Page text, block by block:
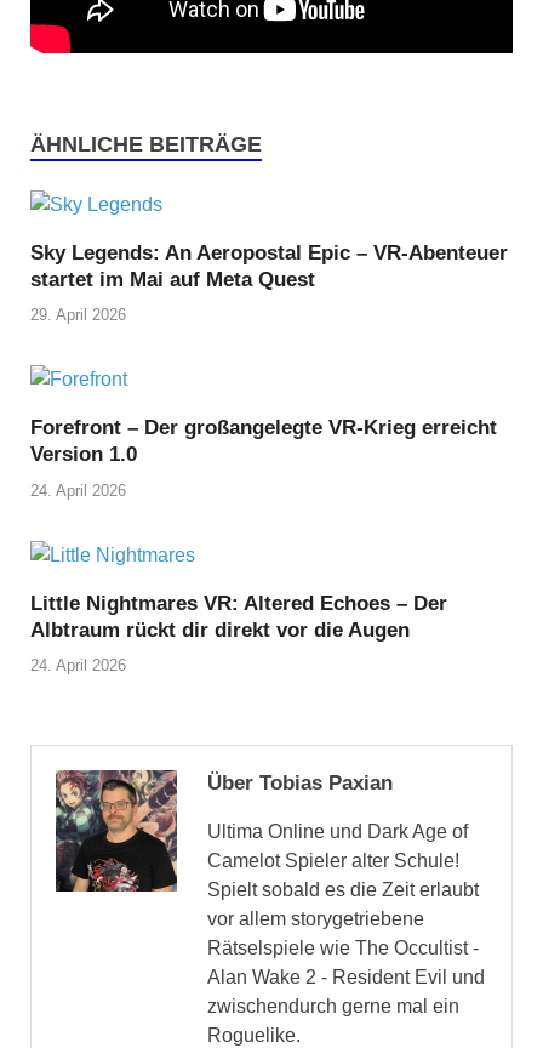
ÄHNLICHE BEITRÄGE
Sky Legends: An Aeropostal Epic – VR-Abenteuer
startet im Mai auf Meta Quest
29. April 2026
Forefront – Der großangelegte VR-Krieg erreicht
Version 1.0
24. April 2026
Little Nightmares VR: Altered Echoes – Der
Albtraum rückt dir direkt vor die Augen
24. April 2026
Über Tobias Paxian
Ultima Online und Dark Age of
Camelot Spieler alter Schule!
Spielt sobald es die Zeit erlaubt
vor allem storygetriebene
Rätselspiele wie The Occultist -
Alan Wake 2 - Resident Evil und
zwischendurch gerne mal ein
Roguelike.